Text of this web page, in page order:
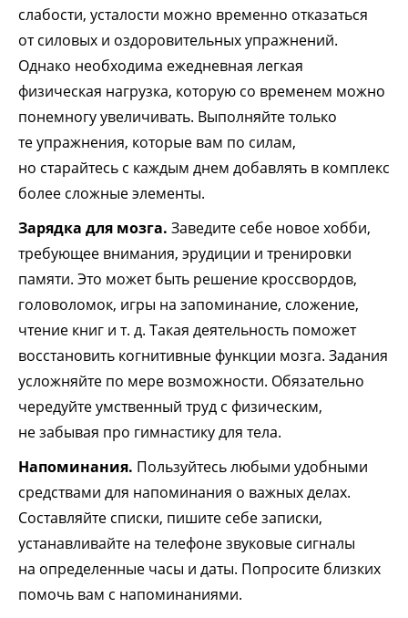
слабости, усталости можно временно отказаться
от силовых и оздоровительных упражнений.
Однако необходима ежедневная легкая
физическая нагрузка, которую со временем можно
понемногу увеличивать. Выполняйте только
те упражнения, которые вам по силам,
но старайтесь с каждым днем добавлять в комплекс
более сложные элементы.
Зарядка для мозга. Заведите себе новое хобби,
требующее внимания, эрудиции и тренировки
памяти. Это может быть решение кроссвордов,
головоломок, игры на запоминание, сложение,
чтение книг и т. д. Такая деятельность поможет
восстановить когнитивные функции мозга. Задания
усложняйте по мере возможности. Обязательно
чередуйте умственный труд с физическим,
не забывая про гимнастику для тела.
Напоминания. Пользуйтесь любыми удобными
средствами для напоминания о важных делах.
Составляйте списки, пишите себе записки,
устанавливайте на телефоне звуковые сигналы
на определенные часы и даты. Попросите близких
помочь вам с напоминаниями.